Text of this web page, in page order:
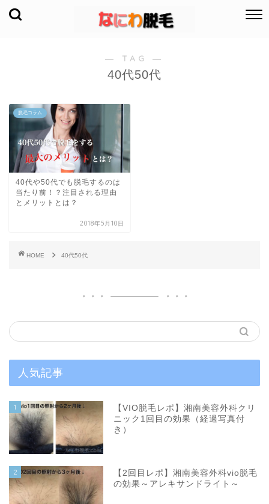
― TAG ―
40代50代
脱毛コラム
40代や50代でも脱毛するのは
当たり前！？注目される理由
とメリットとは？
2018年5月10日
HOME 40代50代
人気記事
1
【VIO脱毛レポ】湘南美容外科クリ
ニック1回目の効果（経過写真付
き）
2
【2回目レポ】湘南美容外科vio脱毛
の効果～アレキサンドライト～